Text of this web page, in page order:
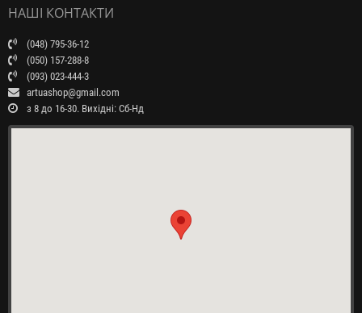
НАШІ КОНТАКТИ
(048) 795-36-12
(050) 157-288-8
(093) 023-444-3
artuashop@gmail.com
з 8 до 16-30. Вихідні: Сб-Нд